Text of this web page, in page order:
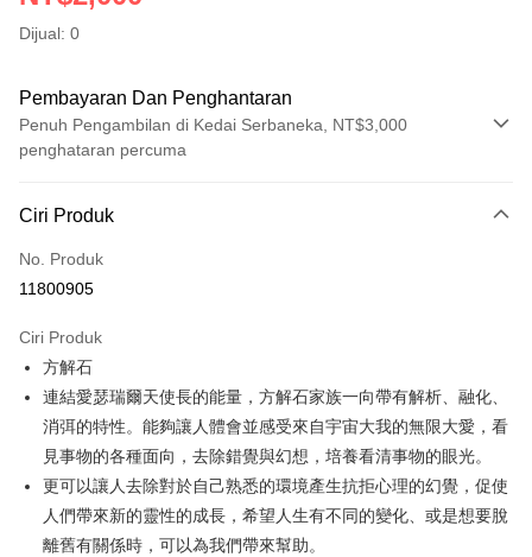
Dijual: 0
Pembayaran Dan Penghantaran
Penuh Pengambilan di Kedai Serbaneka, NT$3,000
penghataran percuma
Kad Kredit (Bayaran Penuh)
Pengambilan di Kedai Serbaneka
Apple Pay
JKOPAY
Easy Wallet
Pemindahan ATM
Pilihan Penghantaran
Ciri Produk
No. Produk
11800905
Ciri Produk
方解石
連結愛瑟瑞爾天使長的能量，方解石家族一向帶有解析、融化、
消弭的特性。能夠讓人體會並感受來自宇宙大我的無限大愛，看
見事物的各種面向，去除錯覺與幻想，培養看清事物的眼光。
更可以讓人去除對於自己熟悉的環境產生抗拒心理的幻覺，促使
人們帶來新的靈性的成長，希望人生有不同的變化、或是想要脫
離舊有關係時，可以為我們帶來幫助。